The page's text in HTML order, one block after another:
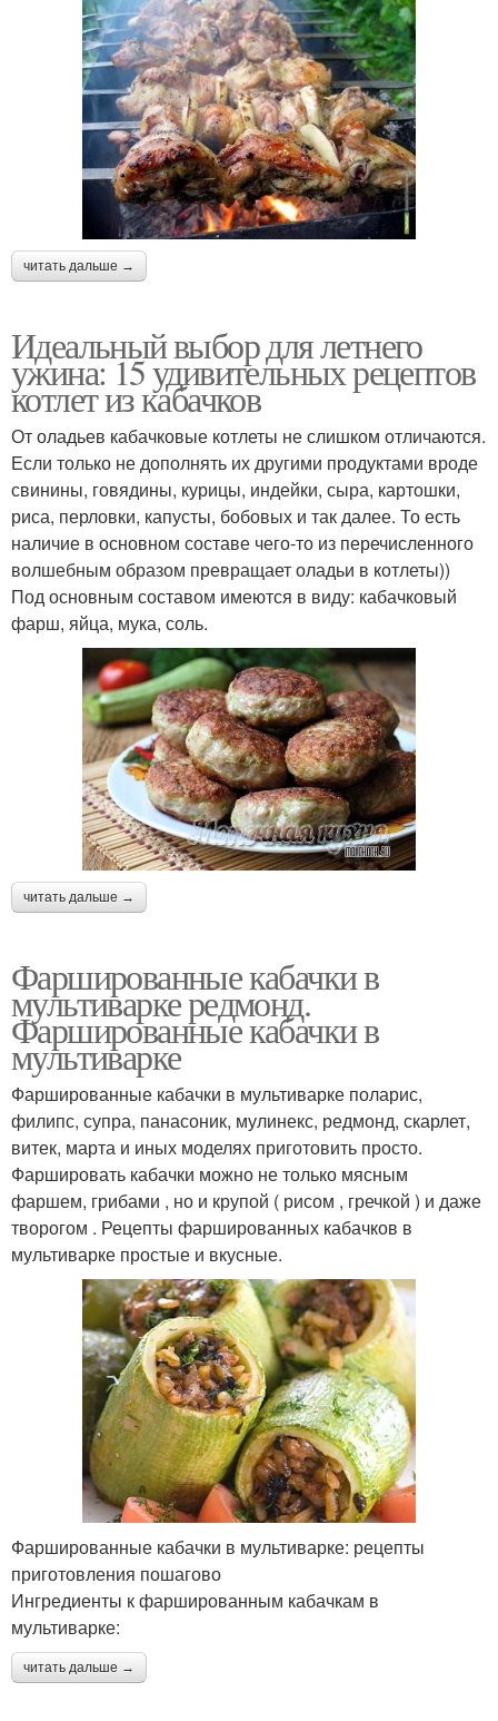
читать дальше →
Идеальный выбор для летнего
ужина: 15 удивительных рецептов
котлет из кабачков
От оладьев кабачковые котлеты не слишком отличаются.
Если только не дополнять их другими продуктами вроде
свинины, говядины, курицы, индейки, сыра, картошки,
риса, перловки, капусты, бобовых и так далее. То есть
наличие в основном составе чего-то из перечисленного
волшебным образом превращает оладьи в котлеты))
Под основным составом имеются в виду: кабачковый
фарш, яйца, мука, соль.
читать дальше →
Фаршированные кабачки в
мультиварке редмонд.
Фаршированные кабачки в
мультиварке
Фаршированные кабачки в мультиварке поларис,
филипс, супра, панасоник, мулинекс, редмонд, скарлет,
витек, марта и иных моделях приготовить просто.
Фаршировать кабачки можно не только мясным
фаршем, грибами , но и крупой ( рисом , гречкой ) и даже
творогом . Рецепты фаршированных кабачков в
мультиварке простые и вкусные.
Фаршированные кабачки в мультиварке: рецепты
приготовления пошагово
Ингредиенты к фаршированным кабачкам в
мультиварке:
читать дальше →